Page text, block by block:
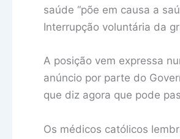
saúde “põe em causa a
Interrupção voluntária da
A posição vem expressa
anúncio por parte do
que diz agora que pode
Os médicos católicos